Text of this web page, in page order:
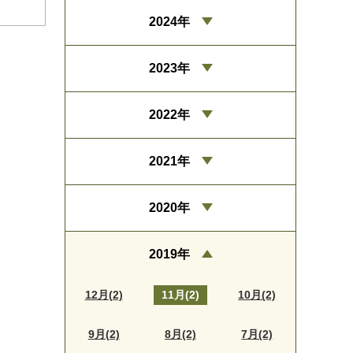
2024年
2023年
2022年
2021年
2020年
2019年
12月(2) 11月(2) 10月(2)
9月(2) 8月(2) 7月(2)